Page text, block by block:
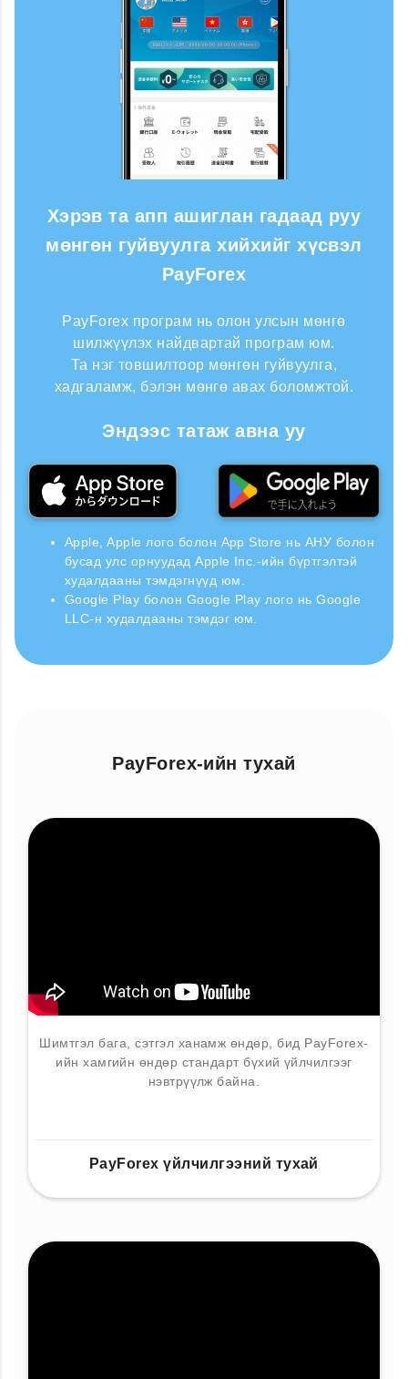
Хэрэв та апп ашиглан гадаад руу
мөнгөн гуйвуулга хийхийг хүсвэл
PayForex
PayForex програм нь олон улсын мөнгө
шилжүүлэх найдвартай програм юм.
Та нэг товшилтоор мөнгөн гуйвуулга,
хадгаламж, бэлэн мөнгө авах боломжтой.
Эндээс татаж авна уу
Apple, Apple лого болон App Store нь АНУ болон
бусад улс орнуудад Apple Inc.-ийн бүртгэлтэй
худалдааны тэмдэгнүүд юм.
Google Play болон Google Play лого нь Google
LLC-н худалдааны тэмдэг юм.
PayForex-ийн тухай
Шимтгэл бага, сэтгэл ханамж өндөр, бид PayForex-
ийн хамгийн өндөр стандарт бүхий үйлчилгээг
нэвтрүүлж байна.
PayForex үйлчилгээний тухай